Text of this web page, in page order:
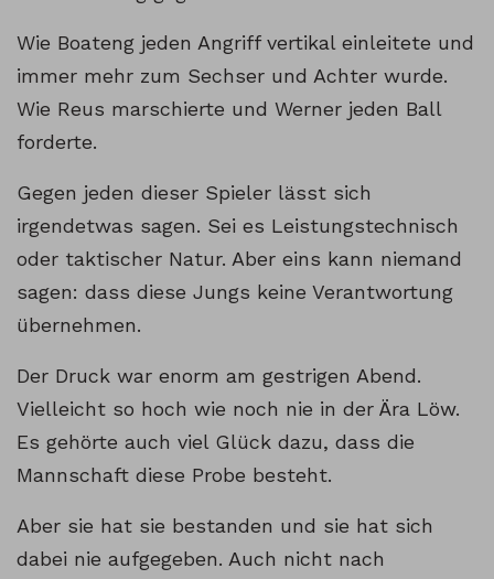
Wie Boateng jeden Angriff vertikal einleitete und
immer mehr zum Sechser und Achter wurde.
Wie Reus marschierte und Werner jeden Ball
forderte.
Gegen jeden dieser Spieler lässt sich
irgendetwas sagen. Sei es Leistungstechnisch
oder taktischer Natur. Aber eins kann niemand
sagen: dass diese Jungs keine Verantwortung
übernehmen.
Der Druck war enorm am gestrigen Abend.
Vielleicht so hoch wie noch nie in der Ära Löw.
Es gehörte auch viel Glück dazu, dass die
Mannschaft diese Probe besteht.
Aber sie hat sie bestanden und sie hat sich
dabei nie aufgegeben. Auch nicht nach